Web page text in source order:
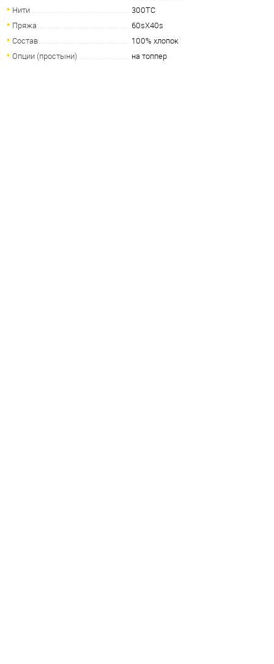
Нити
300TC
Пряжа
60sX40s
Состав
100% хлопок
Опции (простыни)
на топпер